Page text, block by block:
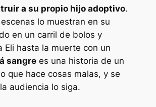
a su propio hijo adoptivo.
lo muestran en su
en un carril de bolos y
Eli hasta la muerte con un
sangrees una historia de un
que hace cosas malas, y se
audiencia lo siga.